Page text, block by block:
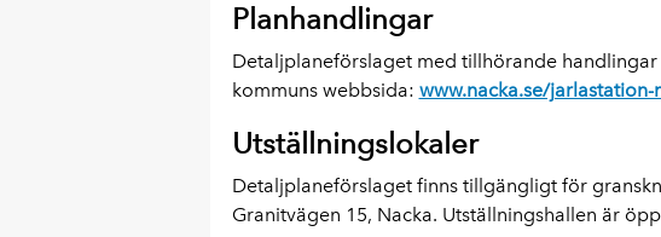
Planhandlingar
Detaljplaneförslaget med tillhörande handlingar
kommuns webbsida: www.nacka.se/jarlastation-
Utställningslokaler
Detaljplaneförslaget finns tillgängligt för
Granitvägen 15, Nacka. Utställningshallen är